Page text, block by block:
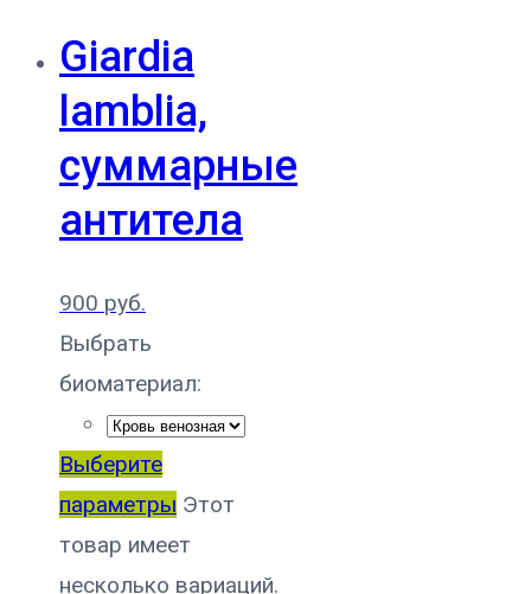
Giardia
lamblia,
суммарные
антитела
900 руб.
Выбрать
биоматериал:
Выберите
параметры Этот
товар имеет
несколько вариаций.